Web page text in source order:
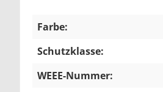
Farbe:
Schutzklasse:
WEEE-Nummer: